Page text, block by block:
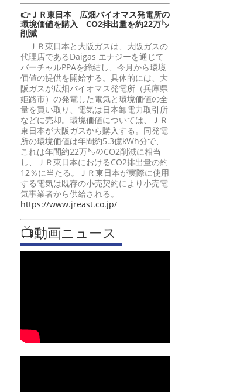
👉ＪＲ東日本 広畑バイオマス発電所の
環境価値を購入 CO2排出量を約22万㌧
削減
ＪＲ東日本と大阪ガスは、大阪ガスの
代理店であるDaigas エナジーを通じて
バーチャルPPAを締結し、今月から環境
価値の提供を開始する。具体的には、大
阪ガスが広畑バイオマス発電所（兵庫県
姫路市）の発電した電気と環境価値の全
量を買い取り、電気は日本卸電力取引所
などに売却。環境価値については、ＪＲ
東日本が大阪ガスから購入する。同発電
所の環境価値は年間約5.3億kWh分で、
これは年間約22万㌧のCO2削減に相当
し、ＪＲ東日本におけるCO2排出量の約
12％に当たる。ＪＲ東日本が実際に使用
する電気は既存の小売契約により小売電
気事業者から供給される。
https://www.jreast.co.jp/
📺動画ニュース